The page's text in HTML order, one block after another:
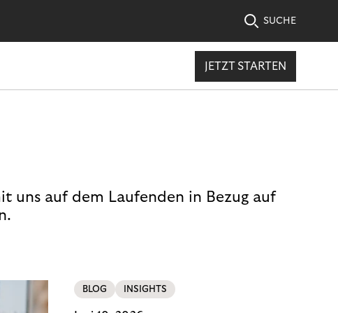
SUCHE
JETZT STARTEN
uns auf dem Laufenden in Bezug auf
BLOG INSIGHTS